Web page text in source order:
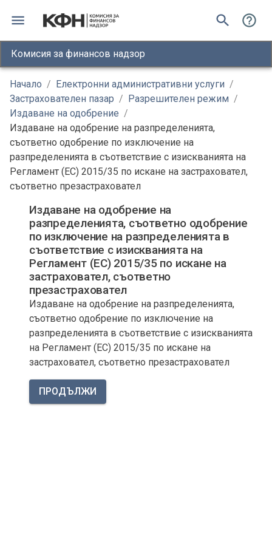
Комисия за финансов надзор
Начало / Електронни административни услуги /
Застрахователен пазар / Разрешителен режим /
Издаване на одобрение /
Издаване на одобрение на разпределенията,
съответно одобрение по изключение на
разпределенията в съответствие с изискванията на
Регламент (ЕС) 2015/35 по искане на застраховател,
съответно презастраховател
Издаване на одобрение на
разпределенията, съответно одобрение
по изключение на разпределенията в
съответствие с изискванията на
Регламент (ЕС) 2015/35 по искане на
застраховател, съответно
презастраховател
Издаване на одобрение на разпределенията,
съответно одобрение по изключение на
разпределенията в съответствие с изискванията
на Регламент (ЕС) 2015/35 по искане на
застраховател, съответно презастраховател
ПРОДЪЛЖИ